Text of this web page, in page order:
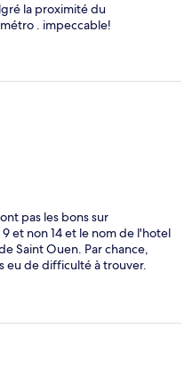
la proximité du
. impeccable!
pas les bons sur
et non 14 et le nom de l'hotel
Saint Ouen. Par chance,
eu de difficulté à trouver.